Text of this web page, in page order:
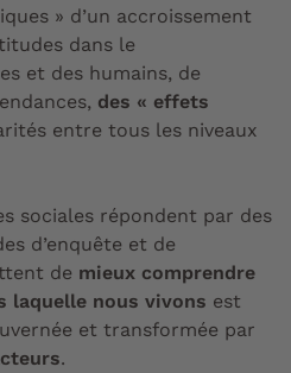
» d’un accroissement
dans le
et des humains, de
des « effets
entre tous les niveaux
sociales répondent par des
d’enquête et de
de mieux comprendre
laquelle nous vivons est
et transformée par
.